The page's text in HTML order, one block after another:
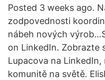
Posted 3 weeks ago.
zodpovednosti
nábeh nových
on LinkedIn. Zobrazte
Lupacova na
komunitě na světě.